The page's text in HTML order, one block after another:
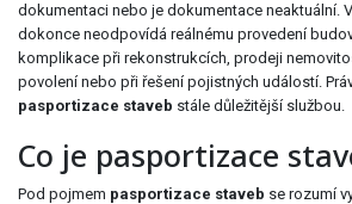
dokumentaci nebo je dokumentace neaktuální.
dokonce neodpovídá reálnému provedení
komplikace při rekonstrukcích, prodeji
povolení nebo při řešení pojistných událostí.
pasportizace staveb stále důležitější službou.
Co je pasportizace
Pod pojmem pasportizace staveb se rozumí